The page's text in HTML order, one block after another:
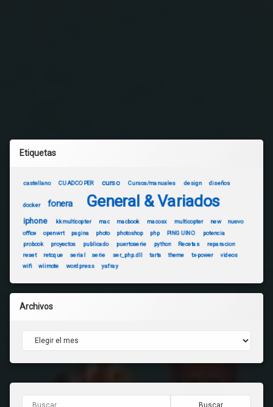
Etiquetas
castellano CUADCOPER curso Cursos/manuales design diseños
docker fonera General & Variados
iphone kkmulticopter mac macbook macosx multicopter new
nuevo
office
openwrt pagina photo photoshop php PINGUINO
potencia
probook
proyectos publicado puertoserie python Recetas
reparacion
reset
retoque serial serie ser_php.dll tarta theme tx-power
videos
wifi
wiimote wordpress yafray
Archivos
Archivos